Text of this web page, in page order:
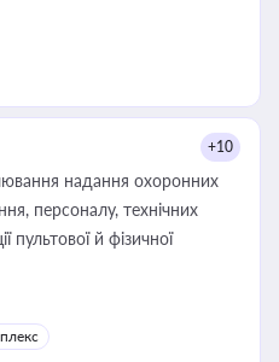
+10
надання охоронних
персоналу, технічних
пультової й фізичної